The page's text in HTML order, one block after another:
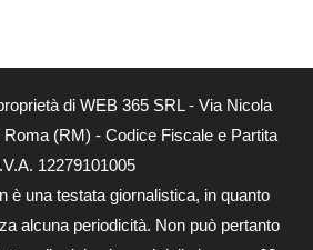
di WEB 365 SRL - Via Nicola
(RM) - Codice Fiscale e Partita
12279101005
è una testata giornalistica, in quanto
alcuna periodicità. Non può pertanto